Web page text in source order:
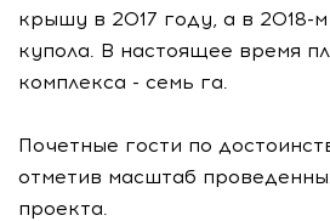
крышу в 2017 году, а в 2018-
купола. В настоящее время
комплекса - семь га.
Почетные гости по
отметив масштаб
проекта.